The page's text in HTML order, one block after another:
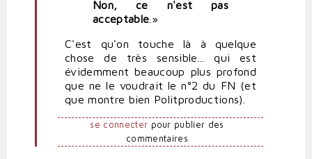
Non, ce n'est pas
acceptable .»
C'est qu'on touche là à quelque
chose de très sensible... qui est
évidemment beaucoup plus profond
que ne le voudrait le n°2 du FN (et
que montre bien Politproductions).
se connecter pour publier des
commentaires